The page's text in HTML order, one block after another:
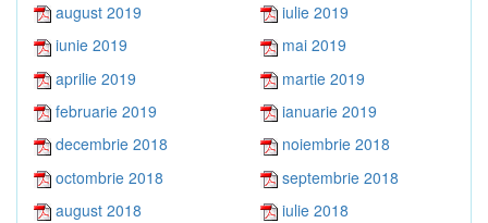
august 2019
iulie 2019
iunie 2019
mai 2019
aprilie 2019
martie 2019
februarie 2019
ianuarie 2019
decembrie 2018
noiembrie 2018
octombrie 2018
septembrie 2018
august 2018
iulie 2018